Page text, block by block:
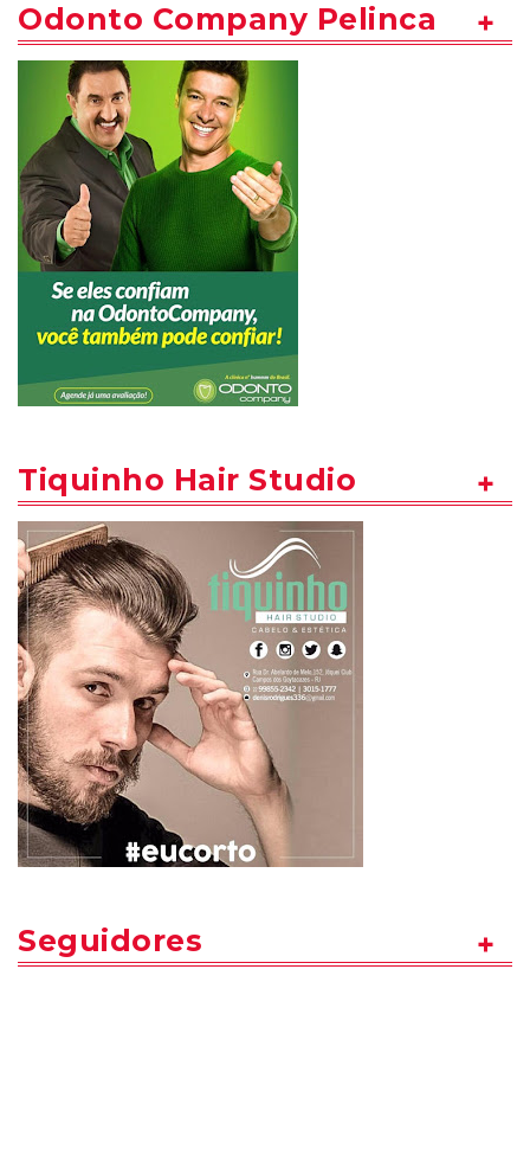
Odonto Company Pelinca
Tiquinho Hair Studio
Seguidores